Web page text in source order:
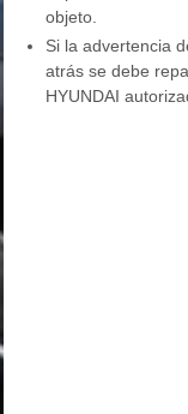
objeto.
Si la advertencia
atrás se debe
HYUNDAI